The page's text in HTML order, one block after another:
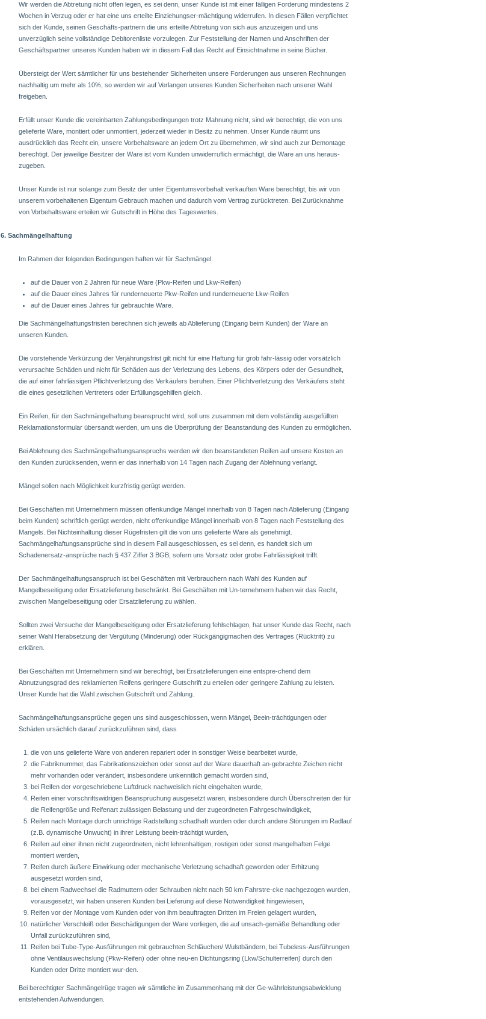
Wir werden die Abtretung nicht offen legen, es sei denn, unser Kunde ist mit einer fälligen Forderung mindestens 2
Wochen in Verzug oder er hat eine uns erteilte Einziehungser-mächtigung widerrufen. In diesen Fällen verpflichtet
sich der Kunde, seinen Geschäfts-partnern die uns erteilte Abtretung von sich aus anzuzeigen und uns
unverzüglich seine vollständige Debitorenliste vorzulegen. Zur Feststellung der Namen und Anschriften der
Geschäftspartner unseres Kunden haben wir in diesem Fall das Recht auf Einsichtnahme in seine Bücher.
Übersteigt der Wert sämtlicher für uns bestehender Sicherheiten unsere Forderungen aus unseren Rechnungen
nachhaltig um mehr als 10%, so werden wir auf Verlangen unseres Kunden Sicherheiten nach unserer Wahl
freigeben.
Erfüllt unser Kunde die vereinbarten Zahlungsbedingungen trotz Mahnung nicht, sind wir berechtigt, die von uns
gelieferte Ware, montiert oder unmontiert, jederzeit wieder in Besitz zu nehmen. Unser Kunde räumt uns
ausdrücklich das Recht ein, unsere Vorbehaltsware an jedem Ort zu übernehmen, wir sind auch zur Demontage
berechtigt. Der jeweilige Besitzer der Ware ist vom Kunden unwiderruflich ermächtigt, die Ware an uns heraus-
zugeben.
Unser Kunde ist nur solange zum Besitz der unter Eigentumsvorbehalt verkauften Ware berechtigt, bis wir von
unserem vorbehaltenen Eigentum Gebrauch machen und dadurch vom Vertrag zurücktreten. Bei Zurücknahme
von Vorbehaltsware erteilen wir Gutschrift in Höhe des Tageswertes.
6. Sachmängelhaftung
Im Rahmen der folgenden Bedingungen haften wir für Sachmängel:
auf die Dauer von 2 Jahren für neue Ware (Pkw-Reifen und Lkw-Reifen)
auf die Dauer eines Jahres für runderneuerte Pkw-Reifen und runderneuerte Lkw-Reifen
auf die Dauer eines Jahres für gebrauchte Ware.
Die Sachmängelhaftungsfristen berechnen sich jeweils ab Ablieferung (Eingang beim Kunden) der Ware an
unseren Kunden.
Die vorstehende Verkürzung der Verjährungsfrist gilt nicht für eine Haftung für grob fahr-lässig oder vorsätzlich
verursachte Schäden und nicht für Schäden aus der Verletzung des Lebens, des Körpers oder der Gesundheit,
die auf einer fahrlässigen Pflichtverletzung des Verkäufers beruhen. Einer Pflichtverletzung des Verkäufers steht
die eines gesetzlichen Vertreters oder Erfüllungsgehilfen gleich.
Ein Reifen, für den Sachmängelhaftung beansprucht wird, soll uns zusammen mit dem vollständig ausgefüllten
Reklamationsformular übersandt werden, um uns die Überprüfung der Beanstandung des Kunden zu ermöglichen.
Bei Ablehnung des Sachmängelhaftungsanspruchs werden wir den beanstandeten Reifen auf unsere Kosten an
den Kunden zurücksenden, wenn er das innerhalb von 14 Tagen nach Zugang der Ablehnung verlangt.
Mängel sollen nach Möglichkeit kurzfristig gerügt werden.
Bei Geschäften mit Unternehmern müssen offenkundige Mängel innerhalb von 8 Tagen nach Ablieferung (Eingang
beim Kunden) schriftlich gerügt werden, nicht offenkundige Mängel innerhalb von 8 Tagen nach Feststellung des
Mangels. Bei Nichteinhaltung dieser Rügefristen gilt die von uns gelieferte Ware als genehmigt.
Sachmängelhaftungsansprüche sind in diesem Fall ausgeschlossen, es sei denn, es handelt sich um
Schadenersatz-ansprüche nach § 437 Ziffer 3 BGB, sofern uns Vorsatz oder grobe Fahrlässigkeit trifft.
Der Sachmängelhaftungsanspruch ist bei Geschäften mit Verbrauchern nach Wahl des Kunden auf
Mangelbeseitigung oder Ersatzlieferung beschränkt. Bei Geschäften mit Un-ternehmern haben wir das Recht,
zwischen Mangelbeseitigung oder Ersatzlieferung zu wählen.
Sollten zwei Versuche der Mangelbeseitigung oder Ersatzlieferung fehlschlagen, hat unser Kunde das Recht, nach
seiner Wahl Herabsetzung der Vergütung (Minderung) oder Rückgängigmachen des Vertrages (Rücktritt) zu
erklären.
Bei Geschäften mit Unternehmern sind wir berechtigt, bei Ersatzlieferungen eine entspre-chend dem
Abnutzungsgrad des reklamierten Reifens geringere Gutschrift zu erteilen oder geringere Zahlung zu leisten.
Unser Kunde hat die Wahl zwischen Gutschrift und Zahlung.
Sachmängelhaftungsansprüche gegen uns sind ausgeschlossen, wenn Mängel, Beein-trächtigungen oder
Schäden ursächlich darauf zurückzuführen sind, dass
die von uns gelieferte Ware von anderen repariert oder in sonstiger Weise bearbeitet wurde,
die Fabriknummer, das Fabrikationszeichen oder sonst auf der Ware dauerhaft an-gebrachte Zeichen nicht
mehr vorhanden oder verändert, insbesondere unkenntlich gemacht worden sind,
bei Reifen der vorgeschriebene Luftdruck nachweislich nicht eingehalten wurde,
Reifen einer vorschriftswidrigen Beanspruchung ausgesetzt waren, insbesondere durch Überschreiten der für
die Reifengröße und Reifenart zulässigen Belastung und der zugeordneten Fahrgeschwindigkeit,
Reifen nach Montage durch unrichtige Radstellung schadhaft wurden oder durch andere Störungen im Radlauf
(z.B. dynamische Unwucht) in ihrer Leistung beein-trächtigt wurden,
Reifen auf einer ihnen nicht zugeordneten, nicht lehrenhaltigen, rostigen oder sonst mangelhaften Felge
montiert werden,
Reifen durch äußere Einwirkung oder mechanische Verletzung schadhaft geworden oder Erhitzung
ausgesetzt worden sind,
bei einem Radwechsel die Radmuttern oder Schrauben nicht nach 50 km Fahrstre-cke nachgezogen wurden,
vorausgesetzt, wir haben unseren Kunden bei Lieferung auf diese Notwendigkeit hingewiesen,
Reifen vor der Montage vom Kunden oder von ihm beauftragten Dritten im Freien gelagert wurden,
natürlicher Verschleiß oder Beschädigungen der Ware vorliegen, die auf unsach-gemäße Behandlung oder
Unfall zurückzuführen sind,
Reifen bei Tube-Type-Ausführungen mit gebrauchten Schläuchen/ Wulstbändern, bei Tubeless-Ausführungen
ohne Ventilauswechslung (Pkw-Reifen) oder ohne neu-en Dichtungsring (Lkw/Schulterreifen) durch den
Kunden oder Dritte montiert wur-den.
Bei berechtigter Sachmängelrüge tragen wir sämtliche im Zusammenhang mit der Ge-währleistungsabwicklung
entstehenden Aufwendungen.